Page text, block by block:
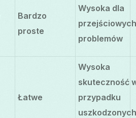
Bardzo
proste
Wysoka dla
problemów
Łatwe
Wysoka
skuteczność
przypadku